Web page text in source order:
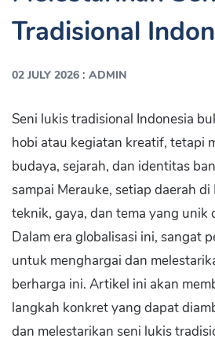
Tradisional
02 JULY 2026 : ADMIN
Seni lukis tradisional Indonesia
hobi atau kegiatan kreatif, tetapi
budaya, sejarah, dan identitas
sampai Merauke, setiap daerah
teknik, gaya, dan tema yang unik
Dalam era globalisasi ini, sangat
untuk menghargai dan
berharga ini. Artikel ini akan
langkah konkret yang dapat
dan melestarikan seni lukis